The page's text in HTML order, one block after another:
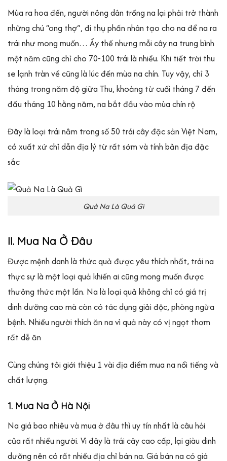
Mùa ra hoa đến, người nông dân trồng na lại phải trở thành
những chú “ong thợ”, đi thụ phấn nhân tạo cho na để na ra
trái như mong muốn… Ấy thế nhưng mỗi cây na trung bình
một năm cũng chỉ cho 70-100 trái là nhiều. Khi tiết trời thu
se lạnh tràn về cũng là lúc đến mùa na chín. Tuy vậy, chỉ 3
tháng trong năm độ giữa Thu, khoảng từ cuối tháng 7 đến
đầu tháng 10 hằng năm, na bắt đầu vào mùa chín rộ
Đây là loại trái nằm trong số 50 trái cây đặc sản Việt Nam,
có xuất xứ chỉ dẫn địa lý từ rất sớm và tính bản địa đặc
sắc
Quả Na Là Quả Gì
II. Mua Na Ở Đâu
Được mệnh danh là thức quả được yêu thích nhất, trái na
thực sự là một loại quả khiến ai cũng mong muốn được
thưởng thức một lần. Na là loại quả không chỉ có giá trị
dinh dưỡng cao mà còn có tác dụng giải độc, phòng ngừa
bệnh. Nhiều người thích ăn na vì quả này có vị ngọt thơm
rất dễ ăn
Cùng chúng tôi giới thiệu 1 vài địa điểm mua na nổi tiếng và
chất lượng.
1. Mua Na Ở Hà Nội
Na giá bao nhiêu và mua ở đâu thì uy tín nhất là câu hỏi
của rất nhiều người. Vì đây là trái cây cao cấp, lại giàu dinh
dưỡng nên có rất nhiều địa chỉ bán na. Giá bán na có giá